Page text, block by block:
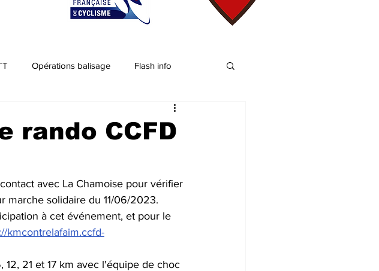
Opérations balisage Flash info
rando CCFD
avec La Chamoise pour vérifier
marche solidaire du 11/06/2023.
à cet événement, et pour le
kmcontrelafaim.ccfd-
21 et 17 km avec l'équipe de choc